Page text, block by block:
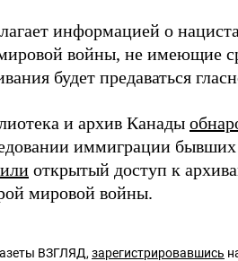
информацией о
войны, не имеющие
будет предаваться
и архив Канады
иммиграции бывших
открытый доступ к
мировой войны.
ВЗГЛЯД, зарегистрировавшись